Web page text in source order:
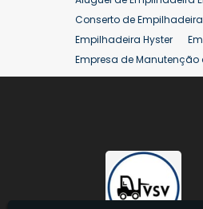
Conserto de Empilhadeira
Empilhadeira Hyster
Empresa de Manutenção
Locação Empilhadeira
Locação de